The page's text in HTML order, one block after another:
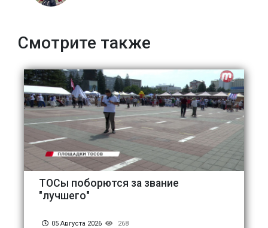
Смотрите также
ТОСы поборются за звание
"лучшего"
05 Августа 2026 268